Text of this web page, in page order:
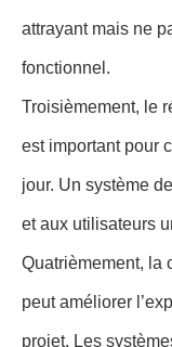
attrayant mais ne
fonctionnel.
Troisièmement, le
est important pour
jour. Un système
et aux utilisateurs
Quatrièmement, la
peut améliorer
projet. Les